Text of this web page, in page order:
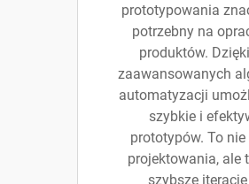
prototypowania
potrzebny na
produktów.
zaawansowanych
automatyzacji
szybkie i
prototypów. To
projektowania, ale
szybsze